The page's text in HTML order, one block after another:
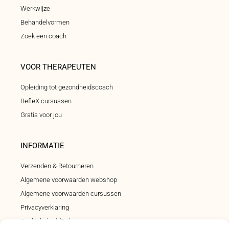
Werkwijze
Behandelvormen
Zoek een coach
VOOR THERAPEUTEN
Opleiding tot gezondheidscoach
RefleX cursussen
Gratis voor jou
INFORMATIE
Verzenden & Retourneren
Algemene voorwaarden webshop
Algemene voorwaarden cursussen
Privacyverklaring
Cookiebeleid (EU)